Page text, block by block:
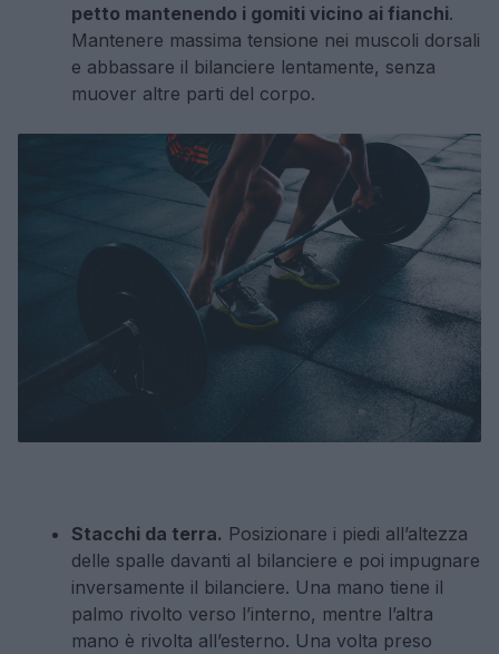
petto mantenendo i gomiti vicino ai fianchi.
Mantenere massima tensione nei muscoli dorsali
e abbassare il bilanciere lentamente, senza
muover altre parti del corpo.
Stacchi da terra. Posizionare i piedi all’altezza
delle spalle davanti al bilanciere e poi impugnare
inversamente il bilanciere. Una mano tiene il
palmo rivolto verso l’interno, mentre l’altra
mano è rivolta all’esterno. Una volta preso